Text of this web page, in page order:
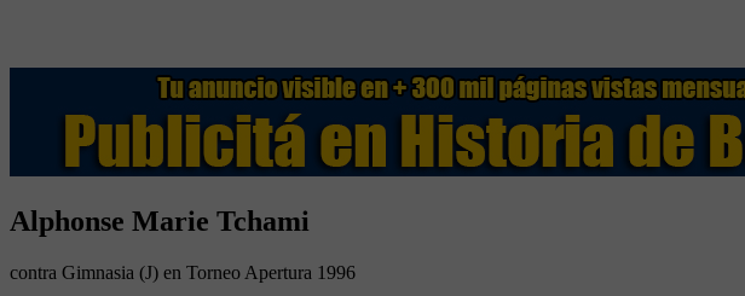
Alphonse Marie Tchami
contra Gimnasia (J) en Torneo Apertura 1996